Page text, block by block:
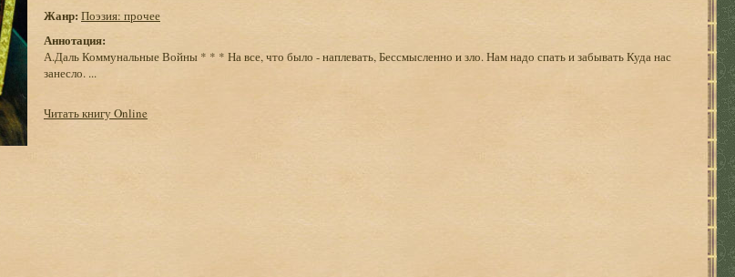
Жанр: Поэзия: прочее
Аннотация:
А.Даль Коммунальные Войны * * * На все, что было - наплевать, Бессмысленно и зло. Нам надо спать и забывать Куда нас
занесло. ...
Читать книгу Online